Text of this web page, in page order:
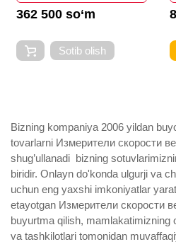
362 500 so‘m
Sotib olish
Bizning kompaniya 2006 yildan
tovarlarni Измерители скорости
shug’ullanadi ­ bizning
biridir. Onlayn do'konda ulgurji va
uchun eng yaxshi imkoniyatlar
etayotgan Измерители скорости
buyurtma qilish, mamlakatimizning
va tashkilotlari tomonidan